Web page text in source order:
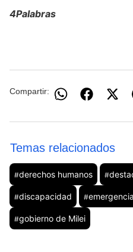
4Palabras
Compartir:
Temas relacionados
#derechos humanos #
#discapacidad #
#gobierno de Milei